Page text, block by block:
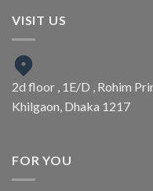
VISIT US
2d floor , 1E/D , Rohim
Khilgaon, Dhaka 1217
FOR YOU